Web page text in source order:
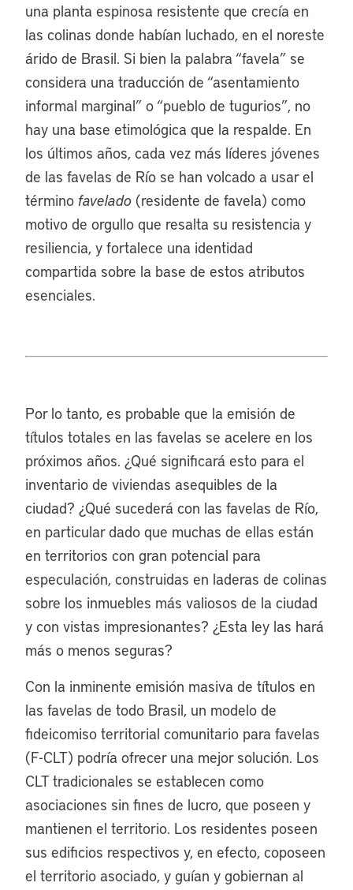
una planta espinosa resistente que crecía en
las colinas donde habían luchado, en el noreste
árido de Brasil. Si bien la palabra “favela” se
considera una traducción de “asentamiento
informal marginal” o “pueblo de tugurios”, no
hay una base etimológica que la respalde. En
los últimos años, cada vez más líderes jóvenes
de las favelas de Río se han volcado a usar el
término favelado (residente de favela) como
motivo de orgullo que resalta su resistencia y
resiliencia, y fortalece una identidad
compartida sobre la base de estos atributos
esenciales.
Por lo tanto, es probable que la emisión de
títulos totales en las favelas se acelere en los
próximos años. ¿Qué significará esto para el
inventario de viviendas asequibles de la
ciudad? ¿Qué sucederá con las favelas de Río,
en particular dado que muchas de ellas están
en territorios con gran potencial para
especulación, construidas en laderas de colinas
sobre los inmuebles más valiosos de la ciudad
y con vistas impresionantes? ¿Esta ley las hará
más o menos seguras?
Con la inminente emisión masiva de títulos en
las favelas de todo Brasil, un modelo de
fideicomiso territorial comunitario para favelas
(F-CLT) podría ofrecer una mejor solución. Los
CLT tradicionales se establecen como
asociaciones sin fines de lucro, que poseen y
mantienen el territorio. Los residentes poseen
sus edificios respectivos y, en efecto, coposeen
el territorio asociado, y guían y gobiernan al